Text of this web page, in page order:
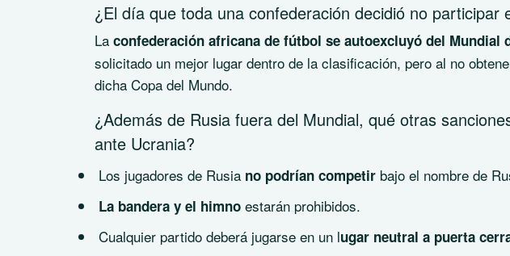
¿El día que toda una confederación decidió no participar
La confederación africana de fútbol se autoexcluyó del Mundial
solicitado un mejor lugar dentro de la clasificación, pero al no
dicha Copa del Mundo.
¿Además de Rusia fuera del Mundial, qué otras
ante Ucrania?
Los jugadores de Rusia no podrían competir bajo el nombre de
La bandera y el himno estarán prohibidos.
Cualquier partido deberá jugarse en un lugar neutral a puerta